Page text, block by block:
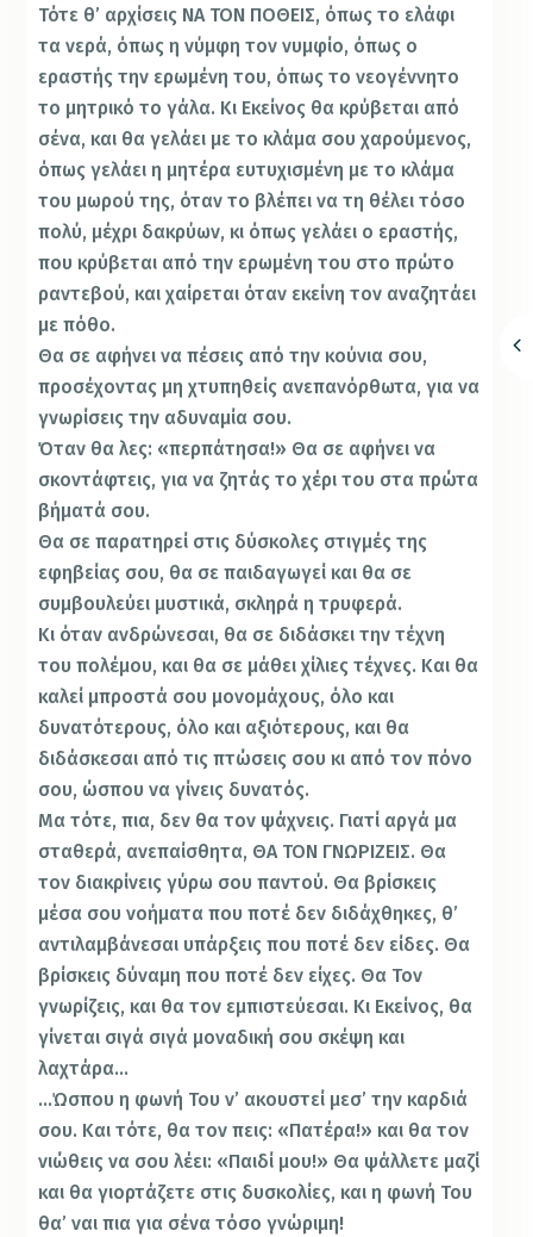
Τότε θ’ αρχίσεις ΝΑ ΤΟΝ ΠΟΘΕΙΣ, όπως το ελάφι
τα νερά, όπως η νύμφη τον νυμφίο, όπως ο
εραστής την ερωμένη του, όπως το νεογέννητο
το μητρικό το γάλα. Κι Εκείνος θα κρύβεται από
σένα, και θα γελάει με το κλάμα σου χαρούμενος,
όπως γελάει η μητέρα ευτυχισμένη με το κλάμα
του μωρού της, όταν το βλέπει να τη θέλει τόσο
πολύ, μέχρι δακρύων, κι όπως γελάει ο εραστής,
που κρύβεται από την ερωμένη του στο πρώτο
ραντεβού, και χαίρεται όταν εκείνη τον αναζητάει
με πόθο.
Θα σε αφήνει να πέσεις από την κούνια σου,
προσέχοντας μη χτυπηθείς ανεπανόρθωτα, για να
γνωρίσεις την αδυναμία σου.
Όταν θα λες: «περπάτησα!» Θα σε αφήνει να
σκοντάφτεις, για να ζητάς το χέρι του στα πρώτα
βήματά σου.
Θα σε παρατηρεί στις δύσκολες στιγμές της
εφηβείας σου, θα σε παιδαγωγεί και θα σε
συμβουλεύει μυστικά, σκληρά η τρυφερά.
Κι όταν ανδρώνεσαι, θα σε διδάσκει την τέχνη
του πολέμου, και θα σε μάθει χίλιες τέχνες. Και θα
καλεί μπροστά σου μονομάχους, όλο και
δυνατότερους, όλο και αξιότερους, και θα
διδάσκεσαι από τις πτώσεις σου κι από τον πόνο
σου, ώσπου να γίνεις δυνατός.
Μα τότε, πια, δεν θα τον ψάχνεις. Γιατί αργά μα
σταθερά, ανεπαίσθητα, ΘΑ ΤΟΝ ΓΝΩΡΙΖΕΙΣ. Θα
τον διακρίνεις γύρω σου παντού. Θα βρίσκεις
μέσα σου νοήματα που ποτέ δεν διδάχθηκες, θ’
αντιλαμβάνεσαι υπάρξεις που ποτέ δεν είδες. Θα
βρίσκεις δύναμη που ποτέ δεν είχες. Θα Τον
γνωρίζεις, και θα τον εμπιστεύεσαι. Κι Εκείνος, θα
γίνεται σιγά σιγά μοναδική σου σκέψη και
λαχτάρα…
…Ώσπου η φωνή Του ν’ ακουστεί μεσ’ την καρδιά
σου. Και τότε, θα τον πεις: «Πατέρα!» και θα τον
νιώθεις να σου λέει: «Παιδί μου!» Θα ψάλλετε μαζί
και θα γιορτάζετε στις δυσκολίες, και η φωνή Του
θα’ ναι πια για σένα τόσο γνώριμη!